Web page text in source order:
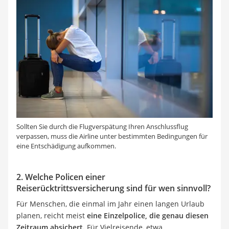
Sollten Sie durch die Flugverspätung Ihren Anschlussflug
verpassen, muss die Airline unter bestimmten Bedingungen für
eine Entschädigung aufkommen.
2. Welche Policen einer
Reiserücktrittsversicherung sind für wen sinnvoll?
Für Menschen, die einmal im Jahr einen langen Urlaub
planen, reicht meist eine Einzelpolice, die genau diesen